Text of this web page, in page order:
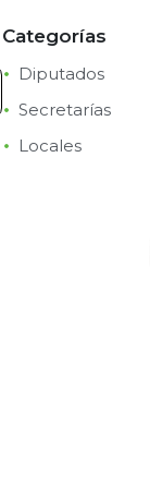
Categorías
Diputados
Secretarías
Locales